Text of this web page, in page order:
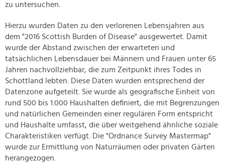
zu untersuchen.
Hierzu wurden Daten zu den verlorenen Lebensjahren aus
dem "2016 Scottish Burden of Disease" ausgewertet. Damit
wurde der Abstand zwischen der erwarteten und
tatsächlichen Lebensdauer bei Männern und Frauen unter 65
Jahren nachvollziehbar, die zum Zeitpunkt ihres Todes in
Schottland lebten. Diese Daten wurden entsprechend der
Datenzone aufgeteilt. Sie wurde als geografische Einheit von
rund 500 bis 1.000 Haushalten definiert, die mit Begrenzungen
und natürlichen Gemeinden einer regulären Form entspricht
und Haushalte umfasst, die über weitgehend ähnliche soziale
Charakteristiken verfügt. Die "Ordnance Survey Mastermap"
wurde zur Ermittlung von Naturräumen oder privaten Gärten
herangezogen.